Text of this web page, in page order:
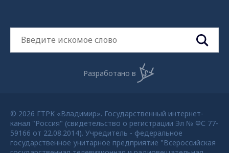
Разработано в
© 2026 ГТРК «Владимир». Государственный интернет-
канал "Россия" (свидетельство о регистрации Эл № ФС 77-
59166 от 22.08.2014). Учредитель - федеральное
государственное унитарное предприятие "Всероссийская